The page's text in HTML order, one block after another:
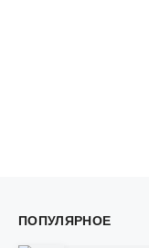
ПОПУЛЯРНОЕ